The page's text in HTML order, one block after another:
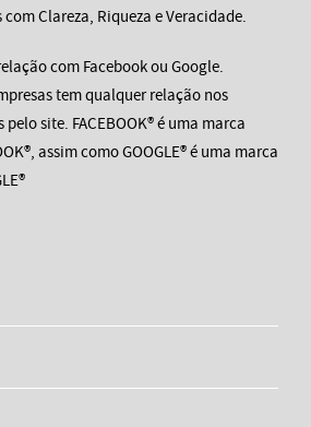
Clareza, Riqueza e Veracidade.
com Facebook ou Google.
tem qualquer relação nos
site. FACEBOOK® é uma marca
assim como GOOGLE® é uma marca